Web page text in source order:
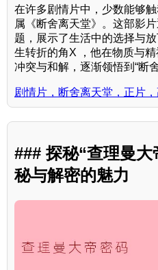
在许多剧情片中，少数能够
属《断舍离天堂》。这部影
题，展示了生活中的选择与
生转折的角X ，他在物质与
冲突与和解，逐渐领悟到“断舍
剧情片，断舍离天堂，正片
### 探秘“查理曼
秘与解密的魅力